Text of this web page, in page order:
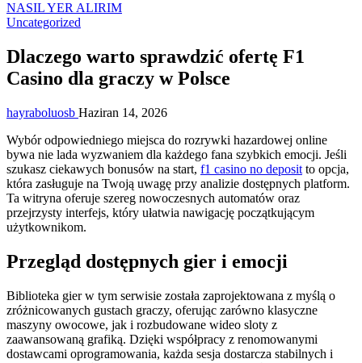
NASIL YER ALIRIM
Uncategorized
Dlaczego warto sprawdzić ofertę F1
Casino dla graczy w Polsce
hayraboluosb Haziran 14, 2026
Wybór odpowiedniego miejsca do rozrywki hazardowej online
bywa nie lada wyzwaniem dla każdego fana szybkich emocji. Jeśli
szukasz ciekawych bonusów na start, f1 casino no deposit to opcja,
która zasługuje na Twoją uwagę przy analizie dostępnych platform.
Ta witryna oferuje szereg nowoczesnych automatów oraz
przejrzysty interfejs, który ułatwia nawigację początkującym
użytkownikom.
Przegląd dostępnych gier i emocji
Biblioteka gier w tym serwisie została zaprojektowana z myślą o
zróżnicowanych gustach graczy, oferując zarówno klasyczne
maszyny owocowe, jak i rozbudowane wideo sloty z
zaawansowaną grafiką. Dzięki współpracy z renomowanymi
dostawcami oprogramowania, każda sesja dostarcza stabilnych i